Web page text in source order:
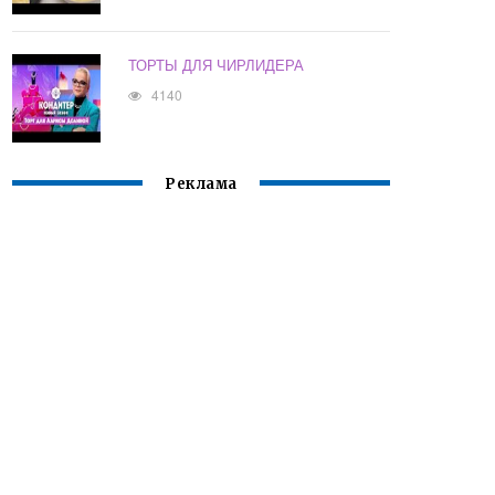
ТОРТЫ ДЛЯ ЧИРЛИДЕРА
4140
Реклама